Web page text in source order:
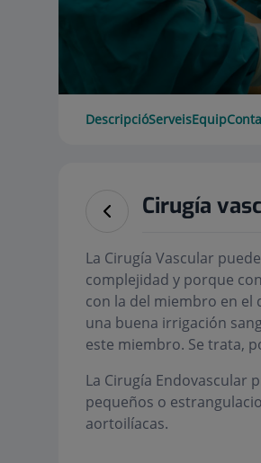
DescripcióServeisEquip
Cirugía
La Cirugía Vascular
complejidad y porque
con la del miembro en el
una buena irrigación
este miembro. Se trata,
La Cirugía Endovascular
pequeños o
aortoilíacas.